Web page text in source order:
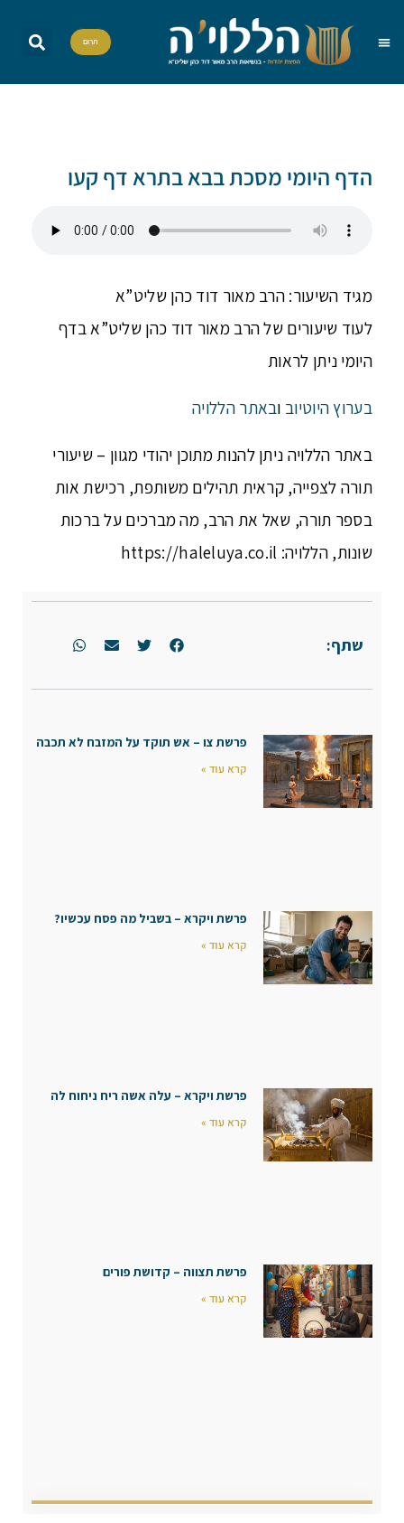
תרום
שתף:
פרשת צו – אש תוקד על המזבח לא תכבה
קרא עוד »
פרשת ויקרא – בשביל מה פסח עכשיו?
קרא עוד »
פרשת ויקרא – עלה אשה ריח ניחוח לה
קרא עוד »
פרשת תצווה – קדושת פורים
קרא עוד »
הדף היומי מסכת בבא בתרא דף קעו
מגיד השיעור: הרב מאור דוד כהן שליט”א
לעוד שיעורים של הרב מאור דוד כהן שליט”א בדף
היומי ניתן לראות
בערוץ היוטיוב ובאתר הללויה
באתר הללויה ניתן להנות מתוכן יהודי מגוון – שיעורי
תורה לצפייה, קראית תהילים משותפת, רכישת אות
בספר תורה, שאל את הרב, מה מברכים על ברכות
שונות, הללויה: https://haleluya.co.il